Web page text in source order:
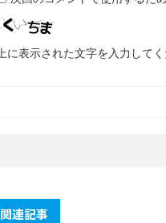
上に表示された文字を入力してく
関連記事